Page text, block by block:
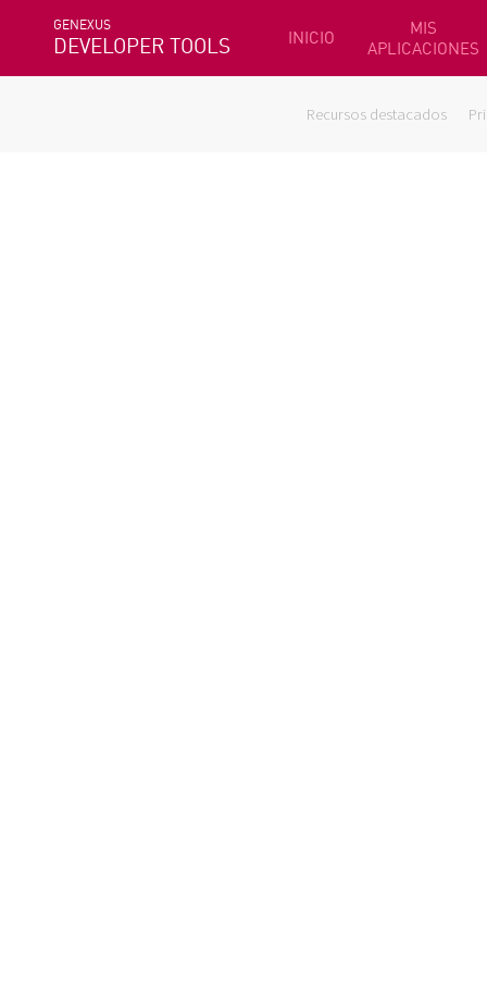
GENEXUS
DEVELOPER TOOLS INICIO
MIS
APLICACIONES
Recursos destacados